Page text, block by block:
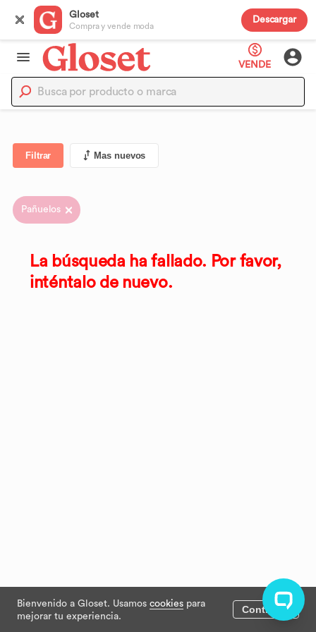
Gloset
Compra y vende moda
Descargar
Bienvenido a Gloset. Usamos cookies para
mejorar tu experiencia.
Continuar
VENDE
Filtrar Mas nuevos
Pañuelos
La búsqueda ha fallado. Por favor,
inténtalo de nuevo.